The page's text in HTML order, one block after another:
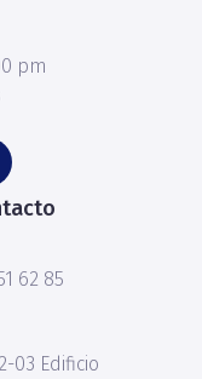
pm
62 85
03 Edificio